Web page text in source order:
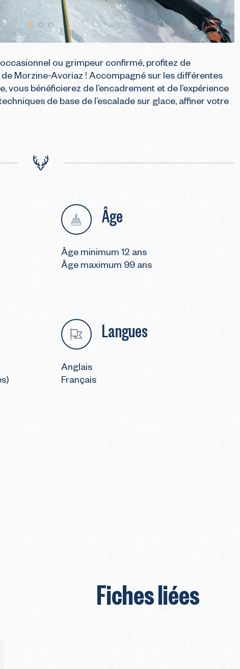
ou grimpeur confirmé, profitez de
de Morzine-Avoriaz ! Accompagné sur les différentes
vous bénéficierez de l’encadrement et de l’expérience
de base de l’escalade sur glace, affiner votre
Âge
Âge minimum 12 ans
Âge maximum 99 ans
Langues
Anglais
Français
Fiches liées